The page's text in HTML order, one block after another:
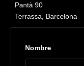
Pantà 90
Terrassa, Barcelona
Nombre